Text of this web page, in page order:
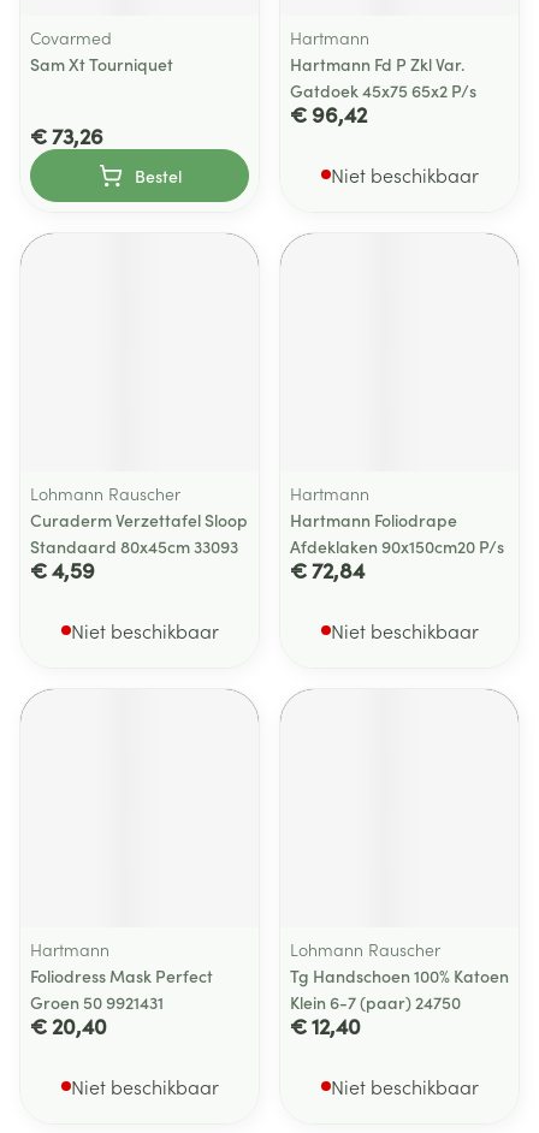
Covarmed
Sam Xt Tourniquet
€ 73,26
Bestel
Hartmann
Hartmann Fd P Zkl Var.
Gatdoek 45x75 65x2 P/s
€ 96,42
Niet beschikbaar
Lohmann Rauscher
Curaderm Verzettafel Sloop
Standaard 80x45cm 33093
€ 4,59
Niet beschikbaar
Hartmann
Hartmann Foliodrape
Afdeklaken 90x150cm20 P/s
€ 72,84
Niet beschikbaar
Hartmann
Foliodress Mask Perfect
Groen 50 9921431
€ 20,40
Niet beschikbaar
Lohmann Rauscher
Tg Handschoen 100% Katoen
Klein 6-7 (paar) 24750
€ 12,40
Niet beschikbaar